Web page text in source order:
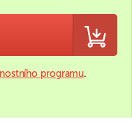
programu.